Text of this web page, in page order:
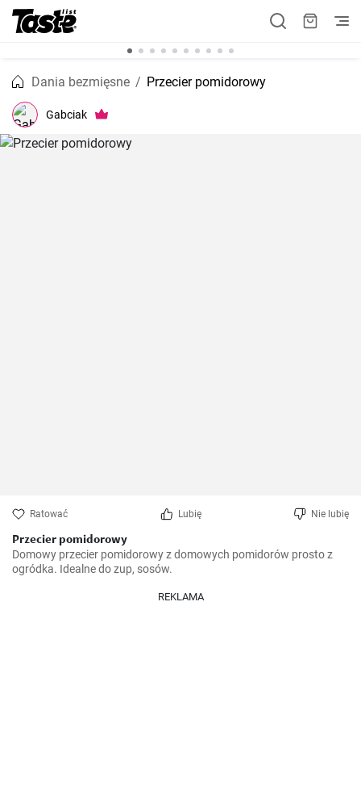
Dania bezmięsne Przecier pomidorowy
Gabciak
Ratować Lubię Nie lubię
Przecier pomidorowy
Domowy przecier pomidorowy z domowych pomidorów prosto z
ogródka. Idealne do zup, sosów.
REKLAMA